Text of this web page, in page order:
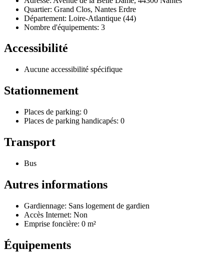
Quartier: Grand Clos, Nantes Erdre
Département: Loire-Atlantique (44)
Nombre d'équipements: 3
Accessibilité
Aucune accessibilité spécifique
Stationnement
Places de parking: 0
Places de parking handicapés: 0
Transport
Bus
Autres informations
Gardiennage: Sans logement de gardien
Accès Internet: Non
Emprise foncière: 0 m²
Équipements